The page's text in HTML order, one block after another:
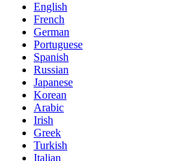
English
French
German
Portuguese
Spanish
Russian
Japanese
Korean
Arabic
Irish
Greek
Turkish
Italian